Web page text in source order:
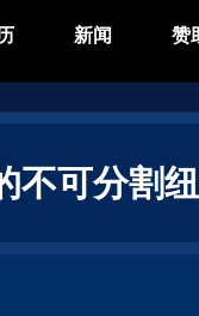
新闻 赞
不可分割